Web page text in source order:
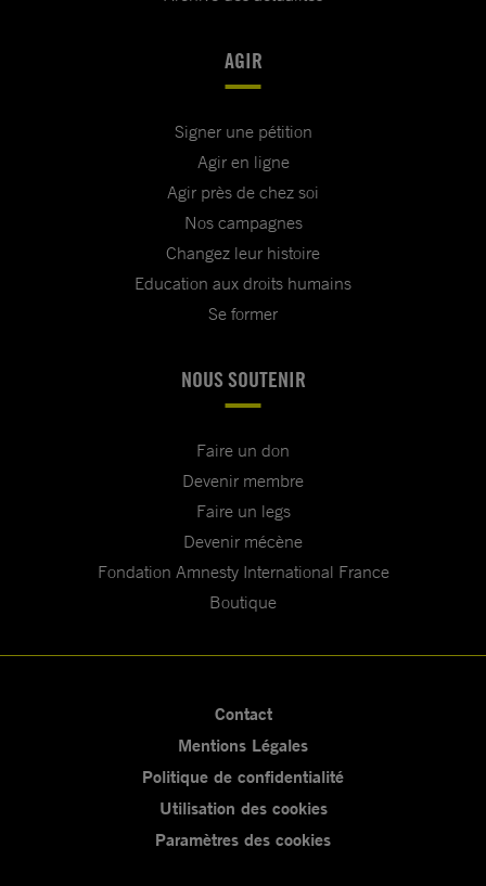
AGIR
Signer une pétition
Agir en ligne
Agir près de chez soi
Nos campagnes
Changez leur histoire
Education aux droits humains
Se former
NOUS SOUTENIR
Faire un don
Devenir membre
Faire un legs
Devenir mécène
Fondation Amnesty International France
Boutique
Contact
Mentions Légales
Politique de confidentialité
Utilisation des cookies
Paramètres des cookies